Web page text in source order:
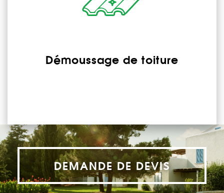
Démoussage de toiture
DEMANDE DE DEVIS